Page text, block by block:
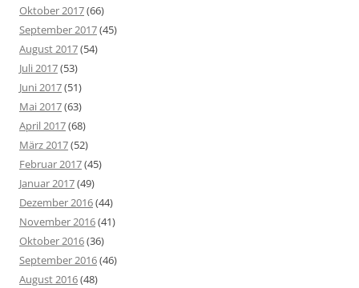
Oktober 2017(66)
September 2017(45)
August 2017(54)
Juli 2017(53)
Juni 2017(51)
Mai 2017(63)
April 2017(68)
März 2017(52)
Februar 2017(45)
Januar 2017(49)
Dezember 2016(44)
November 2016(41)
Oktober 2016(36)
September 2016(46)
August 2016(48)